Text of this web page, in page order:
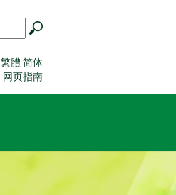
繁體 简体
网页指南